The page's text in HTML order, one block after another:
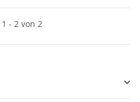
- 2 von 2